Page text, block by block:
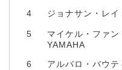
4 ジョナサン・レ
5
マイケル・ファン
YAMAHA
6 アルバロ・バウ